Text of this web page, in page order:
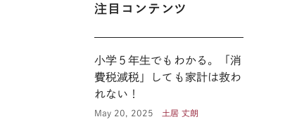
注目コンテンツ
小学５年生でもわかる。「消
費税減税」しても家計は救わ
れない！
May 20, 2025 土居 丈朗